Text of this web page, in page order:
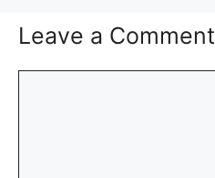
Leave a Comment